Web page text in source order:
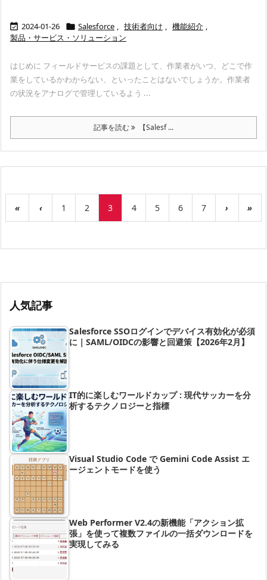
 2024-01-26  Salesforce , 技術者向け , 機能紹介 ,
製品・サービス・ソリューション
はじめに フィールドサービスの課題として、作業者がいつ、どこで作
業をしているかわからない、といったことはないでしょうか。作業者
の状況をアナログで管理しているよう ...
記事を読む 【Salesf ...
« ‹ 1 2 3 4 5 6 7 › »
人気記事
Salesforce SSOログインでデバイス有効化が必須
に｜SAML/OIDCの影響と回避策【2026年2月】
IT的に楽しむワールドカップ : 現代サッカーを分
析するテクノロジーと指標
Visual Studio Code で Gemini Code Assist エ
ージェントモードを使う
Web Performer V2.4の新機能「アクション拡
張」を使って複数ファイルの一括ダウンロードを
実現してみる